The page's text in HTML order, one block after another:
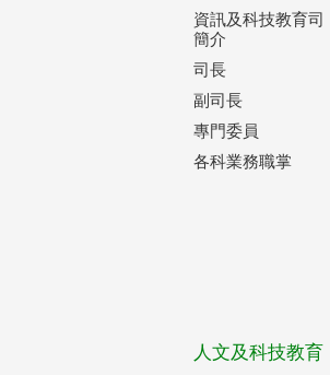
資訊及科技教育司
簡介
司長
副司長
專門委員
各科業務職掌
人文及科技教育